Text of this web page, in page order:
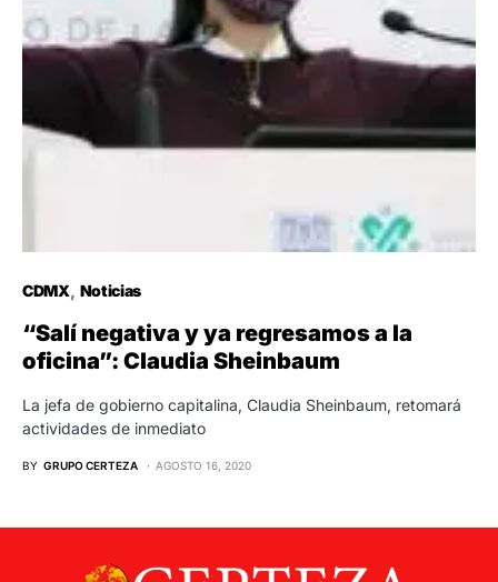
CDMX Noticias
“Salí negativa y ya regresamos a la
oficina”: Claudia Sheinbaum
La jefa de gobierno capitalina, Claudia Sheinbaum, retomará
actividades de inmediato
BY GRUPO CERTEZA AGOSTO 16, 2020